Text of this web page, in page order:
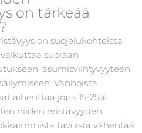
on tärkeää
on suojelukohteissa
suoraan
asumisviihtyvyyteen
Vanhoissa
aiheuttaa jopa 15-25%
niiden eristävyyden
tavoista vähentää